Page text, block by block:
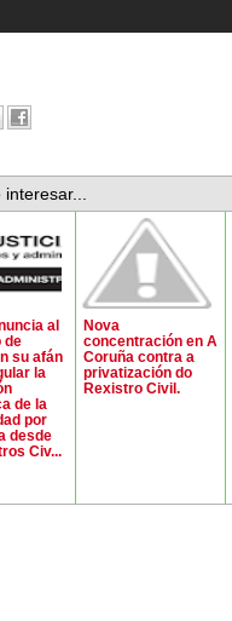
al
de
su afán
la
de la
por
desde
Civ...
Nova
concentración en A
Coruña contra a
privatización do
Rexistro Civil.